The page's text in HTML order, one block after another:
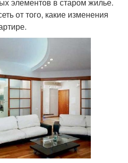
от того, какие изменения